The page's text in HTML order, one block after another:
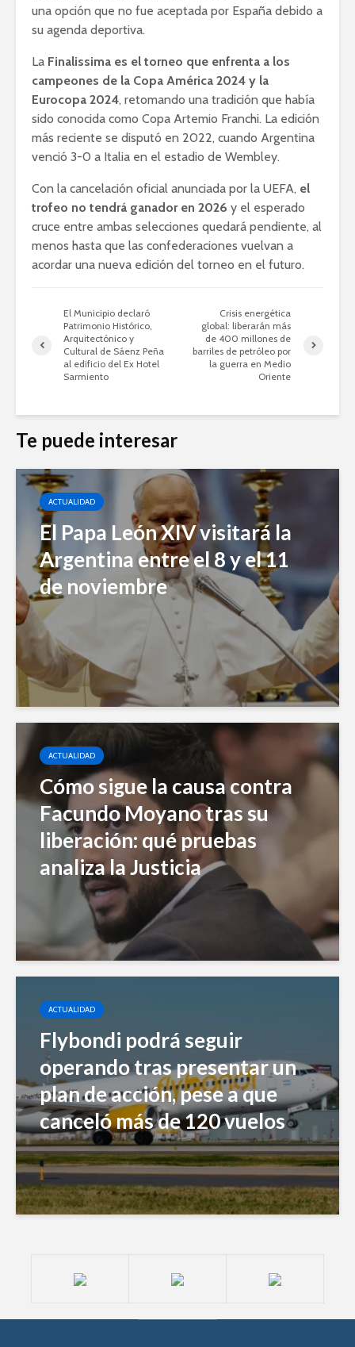
una opción que no fue aceptada por España debido a
su agenda deportiva.
La Finalissima es el torneo que enfrenta a los
campeones de la Copa América 2024 y la
Eurocopa 2024, retomando una tradición que había
sido conocida como Copa Artemio Franchi. La edición
más reciente se disputó en 2022, cuando Argentina
venció 3-0 a Italia en el estadio de Wembley.
Con la cancelación oficial anunciada por la UEFA, el
trofeo no tendrá ganador en 2026 y el esperado
cruce entre ambas selecciones quedará pendiente, al
menos hasta que las confederaciones vuelvan a
acordar una nueva edición del torneo en el futuro.
El Municipio declaró
Patrimonio Histórico,
Arquitectónico y
Cultural de Sáenz Peña
al edificio del Ex Hotel
Sarmiento
Crisis energética
global: liberarán más
de 400 millones de
barriles de petróleo por
la guerra en Medio
Oriente
Te puede interesar
ACTUALIDAD
El Papa León XIV visitará la
Argentina entre el 8 y el 11
de noviembre
ACTUALIDAD
Cómo sigue la causa contra
Facundo Moyano tras su
liberación: qué pruebas
analiza la Justicia
ACTUALIDAD
Flybondi podrá seguir
operando tras presentar un
plan de acción, pese a que
canceló más de 120 vuelos